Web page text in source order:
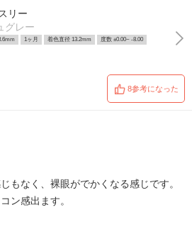
リー
グレー
1ヶ月 着色直径 13.2mm 度数 ±0.00~ -8.00
8参考になった
もなく、裸眼がでかくなる感じです。
ン感出ます。